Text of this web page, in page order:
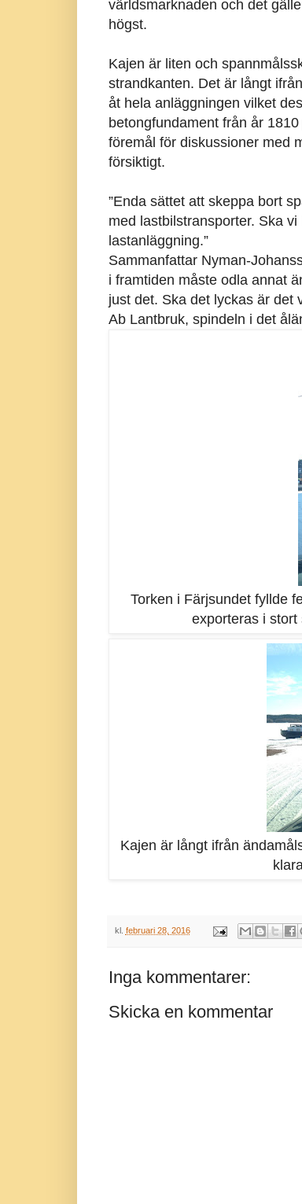
världsmarknaden och det
högst.
Kajen är liten och
strandkanten. Det är långt
åt hela anläggningen vilket
betongfundament från år
föremål för diskussioner med
försiktigt.
”Enda sättet att skeppa bort
med lastbilstransporter. Ska
lastanläggning.”
Sammanfattar Nyman-
i framtiden måste odla annat
just det. Ska det lyckas är det
Ab Lantbruk, spindeln i det
Torken i Färjsundet fyllde
exporteras i
Kajen är långt ifrån
kl. februari 28, 2016
Inga kommentarer:
Skicka en kommentar